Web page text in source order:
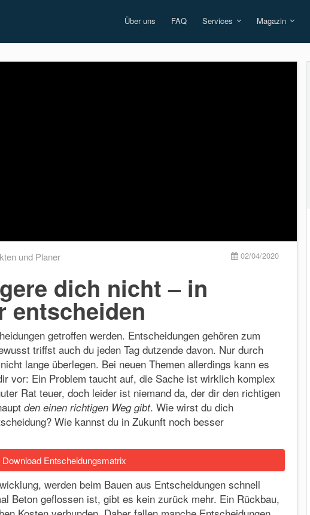
Über uns FAQ Services Magazin
und Planer 02/04/2020
dich nicht – in
entscheiden
getroffen werden. Entscheidungen gehören zum
triffst auch du jeden Tag dutzende davon. Nur durch
lange überlegen. Bei neuen Themen allerdings kann es
vor: Ein Problem taucht auf, die Sache ist wirklich komplex
Rat teuer, doch leider ist niemand da, der dir den richtigen
den einen richtigen Weg gibt. Wie wirst du dich
Wie kannst du in Zukunft noch besser
Download Entscheidungsmatrix
werden beim Bauen aus Entscheidungen schnell
Beton geflossen ist, gibt es kein zurück mehr. Ein Rückbau,